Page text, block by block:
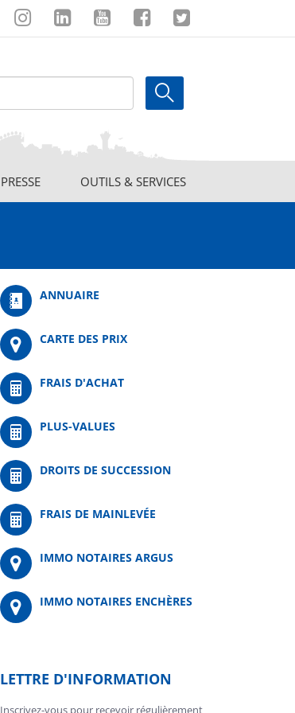
InstagramLinkedinYoutubeFacebookTwitter
PRESSE OUTILS & SERVICES
ANNUAIRE
CARTE DES PRIX
FRAIS D'ACHAT
PLUS-VALUES
DROITS DE SUCCESSION
FRAIS DE MAINLEVÉE
IMMO NOTAIRES ARGUS
IMMO NOTAIRES ENCHÈRES
LETTRE D'INFORMATION
Inscrivez-vous pour recevoir régulièrement